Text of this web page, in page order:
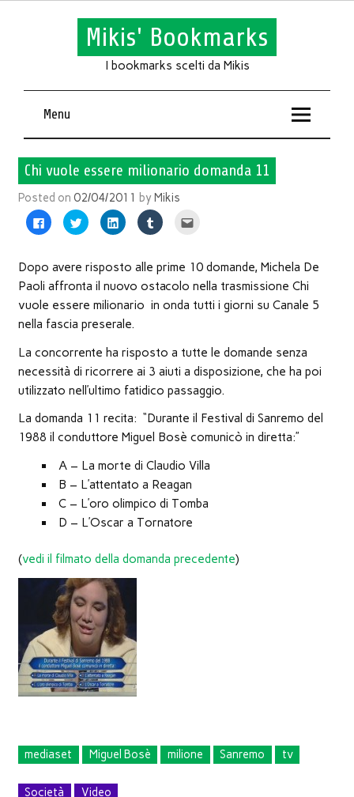
Mikis' Bookmarks
I bookmarks scelti da Mikis
Menu
Chi vuole essere milionario domanda 11
Posted on 02/04/2011 byMikis
Fai
clic
Facebook
apre
una
finestra)
Fai
clic
su
Twitter
(Si
in
nuova
finestra)
Fai
clic
su
(Si
in
nuova
Fai
clic
su
Tumblr
(Si
in
l'articolo
mail
un
una
finestra)
Dopo avere risposto alle prime 10 domande, Michela De
Paoli affronta il nuovo ostacolo nella trasmissione Chi
vuole essere milionario in onda tutti i giorni su Canale 5
nella fascia preserale.
La concorrente ha risposto a tutte le domande senza
necessità di ricorrere ai 3 aiuti a disposizione, che ha poi
utilizzato nell’ultimo fatidico passaggio.
La domanda 11 recita: “Durante il Festival di Sanremo del
1988 il conduttore Miguel Bosè comunicò in diretta:”
A – La morte di Claudio Villa
B – L’attentato a Reagan
C – L’oro olimpico di Tomba
D – L’Oscar a Tornatore
(vedi il filmato della domanda precedente)
mediaset Miguel Bosè milione Sanremo tv
Società Video